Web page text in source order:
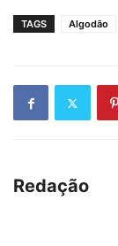
TAGS Algodão
Redação